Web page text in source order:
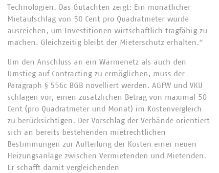
Technologien. Das Gutachten zeigt: Ein monatlicher
Mietaufschlag von 50 Cent pro Quadratmeter würde
ausreichen, um Investitionen wirtschaftlich tragfähig zu
machen. Gleichzeitig bleibt der Mieterschutz erhalten.“
Um den Anschluss an ein Wärmenetz als auch den
Umstieg auf Contracting zu ermöglichen, muss der
Paragraph § 556c BGB novelliert werden. AGFW und VKU
schlagen vor, einen zusätzlichen Betrag von maximal 50
Cent (pro Quadratmeter und Monat) im Kostenvergleich
zu berücksichtigen. Der Vorschlag der Verbände orientiert
sich an bereits bestehenden mietrechtlichen
Bestimmungen zur Aufteilung der Kosten einer neuen
Heizungsanlage zwischen Vermietenden und Mietenden.
Er schafft damit vergleichenden